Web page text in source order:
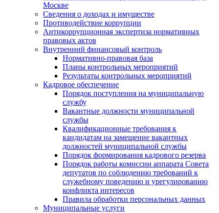
Москве
Сведения о доходах и имуществе
Противодействие коррупции
Антикоррупционная экспертиза нормативных
правовых актов
Внутренний финансовый контроль
Нормативно-правовая база
Планы контрольных мероприятий
Результаты контрольных мероприятий
Кадровое обеспечение
Порядок поступления на муниципальную
службу
Вакантные должности муниципальной
службы
Квалификационные требования к
кандидатам на замещение вакантных
должностей муниципальной службы
Порядок формирования кадрового резерва
Порядок работы комиссии аппарата Совета
депутатов по соблюдению требований к
служебному поведению и урегулированию
конфликта интересов
Правила обработки персональных данных
Муниципальные услуги